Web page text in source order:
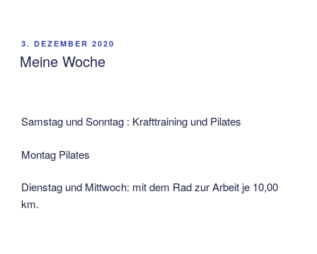
VERÖFFENTLICHT
AM
3. DEZEMBER 2020
Meine Woche
Samstag und Sonntag : Krafttraining und Pilates
Montag Pilates
Dienstag und Mittwoch: mit dem Rad zur Arbeit je 10,00
km.